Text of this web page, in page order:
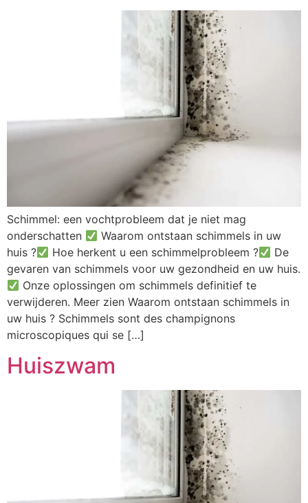
Schimmel: een vochtprobleem dat je niet mag
onderschatten
Waarom ontstaan schimmels in uw
huis ?
Hoe herkent u een schimmelprobleem ?
De
gevaren van schimmels voor uw gezondheid en uw huis.
Onze oplossingen om schimmels definitief te
verwijderen. Meer zien Waarom ontstaan schimmels in
uw huis ? Schimmels sont des champignons
microscopiques qui se […]
Huiszwam